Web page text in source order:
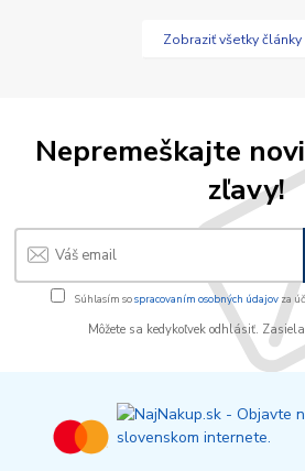
Zobraziť všetky články
Nepremeškajte
zľavy!
Súhlasím sospracovaním osobných údajov za
Môžete sa kedykoľvek odhlásiť.